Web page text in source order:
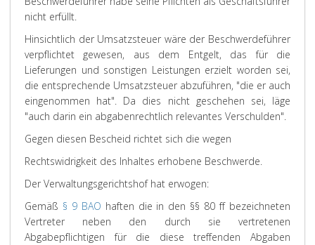
nicht erfüllt.
Hinsichtlich der Umsatzsteuer wäre der Beschwerdeführer
verpflichtet gewesen, aus dem Entgelt, das für die
Lieferungen und sonstigen Leistungen erzielt worden sei,
die entsprechende Umsatzsteuer abzuführen, "die er auch
eingenommen hat". Da dies nicht geschehen sei, läge
"auch darin ein abgabenrechtlich relevantes Verschulden".
Gegen diesen Bescheid richtet sich die wegen
Rechtswidrigkeit des Inhaltes erhobene Beschwerde.
Der Verwaltungsgerichtshof hat erwogen:
Gemäß § 9 BAO haften die in den §§ 80 ff bezeichneten
Vertreter neben den durch sie vertretenen
Abgabepflichtigen für die diese treffenden Abgaben